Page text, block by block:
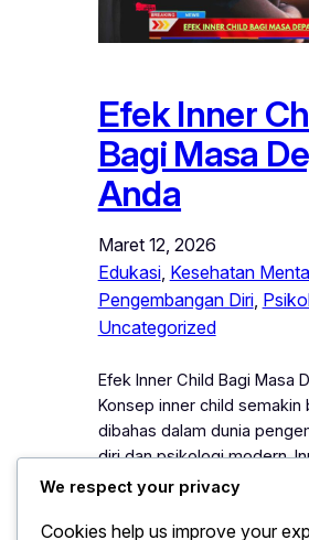
Efek Inner
Bagi Masa
Anda
Maret 12, 2026
Edukasi, Kesehatan
Pengembangan Diri,
Uncategorized
Efek Inner Child Bagi Masa
Konsep inner child semakin
dibahas dalam dunia
diri dan psikologi modern.
merujuk pada sisi emosional
pengalaman masa kecil.
We respect your privacy
Cookies help us improve your